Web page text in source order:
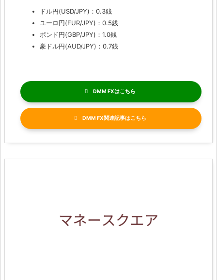
ドル円(USD/JPY)：0.3銭
ユーロ円(EUR/JPY)：0.5銭
ポンド円(GBP/JPY)：1.0銭
豪ドル円(AUD/JPY)：0.7銭
DMM FX
DMM FX関連記事